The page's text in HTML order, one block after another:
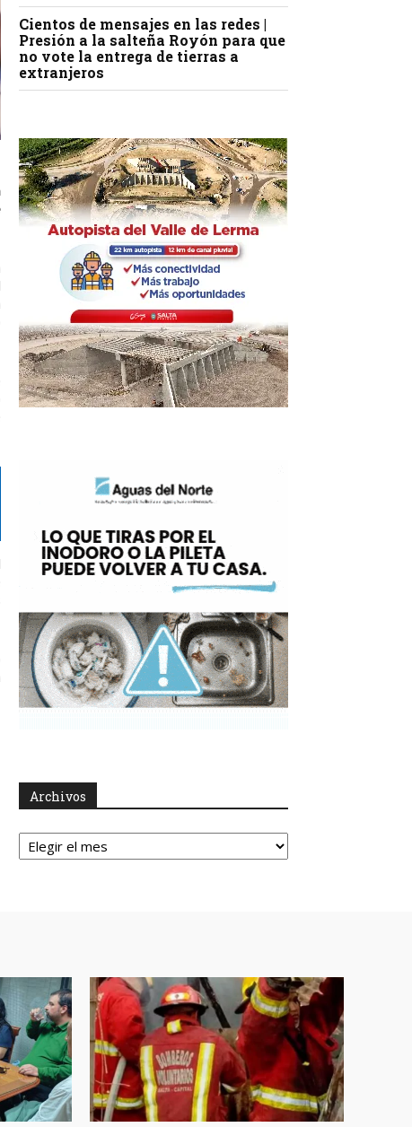
Cientos de mensajes en las redes |
Presión a la salteña Royón para que
no vote la entrega de tierras a
extranjeros
Archivos
Archivos